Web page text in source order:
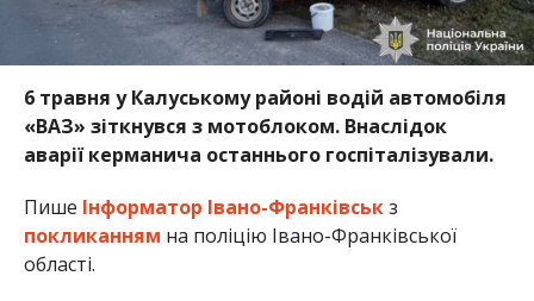
6 травня у Калуському районі водій автомобіля
«ВАЗ» зіткнувся з мотоблоком. Внаслідок
аварії керманича останнього госпіталізували.
Пише Інформатор Івано-Франківськз
покликанням на поліцію Івано-Франківської
області.